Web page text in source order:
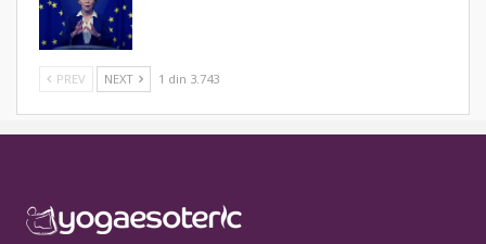
PREV NEXT 1 din 3.743